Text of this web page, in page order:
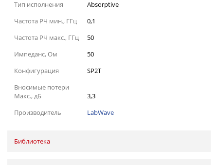
Тип исполнения
Absorptive
Частота РЧ мин., ГГц
0,1
Частота РЧ макс., ГГц
50
Импеданс, Ом
50
Конфигурация
SP2T
Вносимые потери
Макс., дБ
3,3
Производитель
LabWave
Библиотека